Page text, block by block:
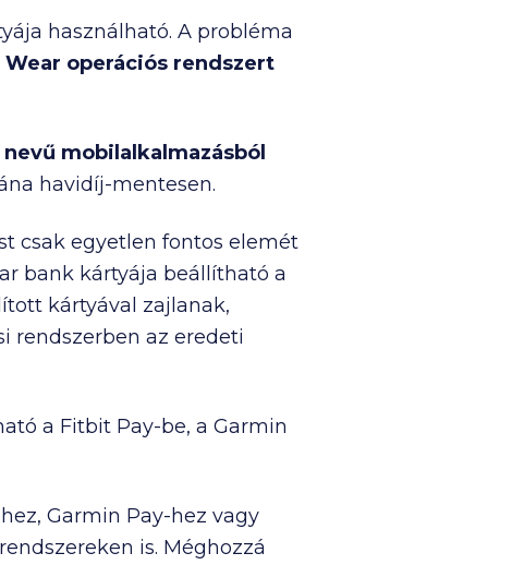
használható. A probléma
Wear operációs rendszert
nevű mobilalkalmazásból
havidíj-mentesen.
csak egyetlen fontos elemét
bank kártyája beállítható a
kártyával zajlanak,
rendszerben az eredeti
a Fitbit Pay-be, a Garmin
Garmin Pay-hez vagy
is. Méghozzá